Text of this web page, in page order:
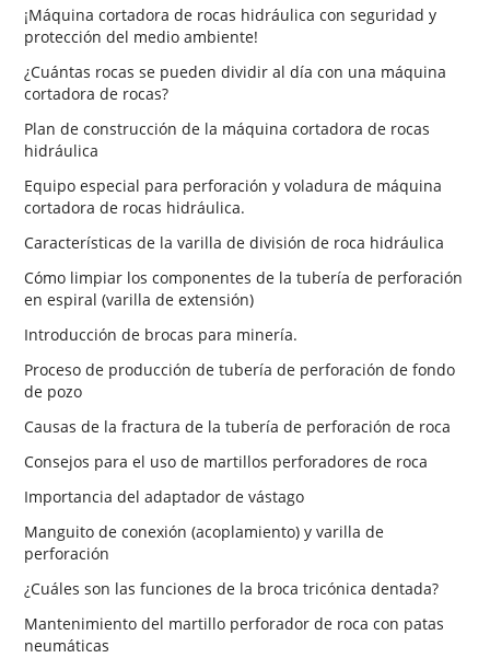
¡Máquina cortadora de rocas hidráulica con seguridad y
protección del medio ambiente!
¿Cuántas rocas se pueden dividir al día con una máquina
cortadora de rocas?
Plan de construcción de la máquina cortadora de rocas
hidráulica
Equipo especial para perforación y voladura de máquina
cortadora de rocas hidráulica.
Características de la varilla de división de roca hidráulica
Cómo limpiar los componentes de la tubería de perforación
en espiral (varilla de extensión)
Introducción de brocas para minería.
Proceso de producción de tubería de perforación de fondo
de pozo
Causas de la fractura de la tubería de perforación de roca
Consejos para el uso de martillos perforadores de roca
Importancia del adaptador de vástago
Manguito de conexión (acoplamiento) y varilla de
perforación
¿Cuáles son las funciones de la broca tricónica dentada?
Mantenimiento del martillo perforador de roca con patas
neumáticas